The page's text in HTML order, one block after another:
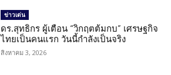
ข่าวเด่น
ดร.สุทธิกร ผู้เตือน “วิกฤตต้มกบ” เศรษฐกิจ
ไทยเป็นคนแรก วันนี้กำลังเป็นจริง
สิงหาคม 3, 2026